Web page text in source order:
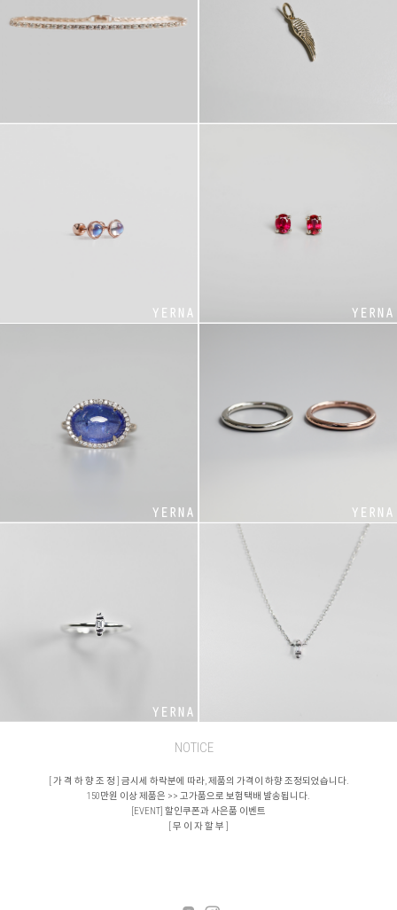
NOTICE
[ 가 격 하 향 조 정 ] 금시세 하락분에 따라, 제품의 가격이 하향 조정되었습니다.
150만원 이상 제품은 >> 고가품으로 보험택배 발송됩니다.
[EVENT] 할인쿠폰과 사은품 이벤트
[ 무 이 자 할 부 ]